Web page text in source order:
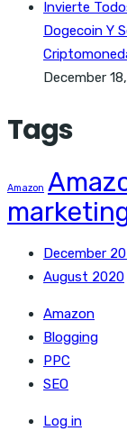
Invierte
Dogecoin Y
December
Tags
Amazon
December
August 2020
Amazon
Blogging
PPC
SEO
Log in